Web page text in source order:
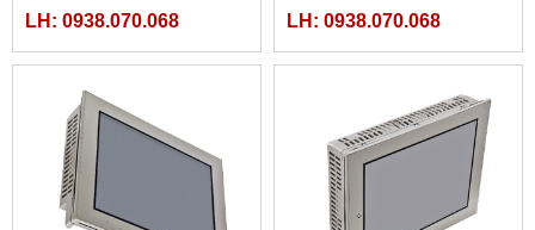
LH: 0938.070.068 LH: 0938.070.068